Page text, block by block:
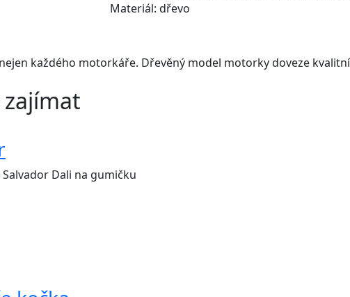
Materiál: dřevo
každého motorkáře. Dřevěný model motorky doveze
zajímat
Dali na gumičku